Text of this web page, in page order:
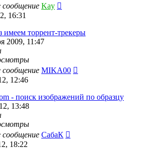
сообщение Kay
16:31
торрент-трекеры
2009, 11:47
сообщение MIKA00
12:46
- поиск изображений по образцу
13:48
сообщение СабаК
18:22